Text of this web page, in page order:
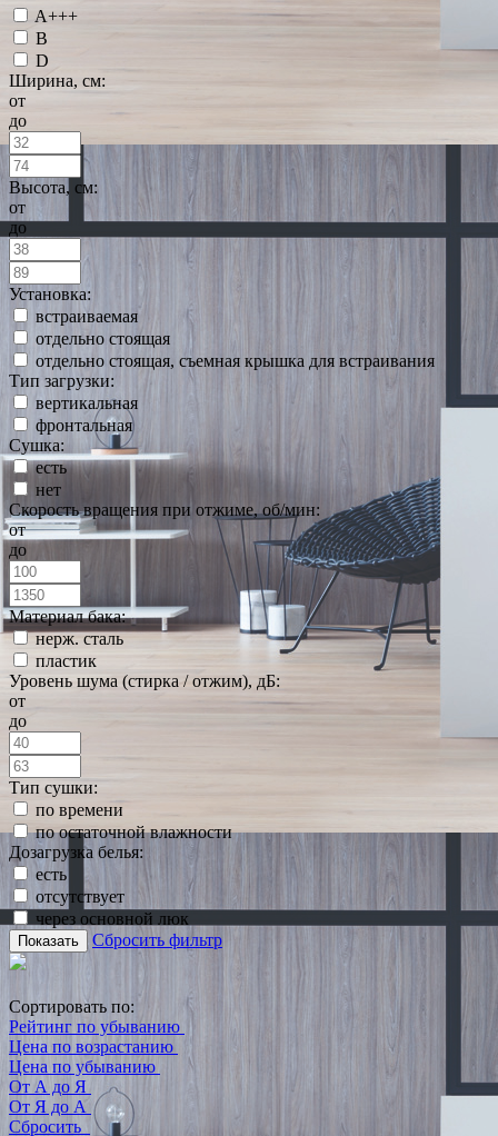
A+++
B
D
Ширина, см:
от
до
Высота, см:
от
до
Установка:
встраиваемая
отдельно стоящая
отдельно стоящая, съемная крышка для встраивания
Тип загрузки:
вертикальная
фронтальная
Сушка:
есть
нет
Скорость вращения при отжиме, об/мин:
от
до
Материал бака:
нерж. сталь
пластик
Уровень шума (стирка / отжим), дБ:
от
до
Тип сушки:
по времени
по остаточной влажности
Дозагрузка белья:
есть
отсутствует
через основной люк
Показать Сбросить фильтр
Сортировать по:
Рейтинг по убыванию
Цена по возрастанию
Цена по убыванию
От А до Я
От Я до А
Сбросить